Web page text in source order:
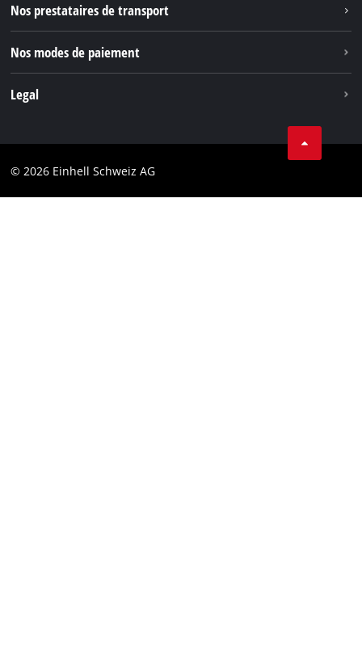
Pinterest
Nos prestataires de transport
Nos modes de paiement
Legal
Marque
© 2026 Einhell Schweiz AG